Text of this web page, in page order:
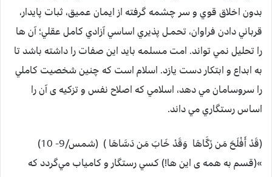
بدون اخلاق قوي و سر چشمه گرفته از ايمان عميق، ثبات پايدار،
قرباني دادن فراوان، تحمـل پذيري اساسي آزادي كامل عقلي؛ آن ها
را تحليل نمي تواند. امت مسلمه بايد اين صفات را داشته باشد تا
به ابداع و ابتكار دست يازد. اسلام است كه چنين شخصيت كاملي
را سروسامان مي دهد، اسلامي كه اصلاح نفس و تزكيه ی آن را
اساس رستگاري مي داند.
(‏قَدْ أَفْلَحَ مَن زَكَّاهَا ‏‏ وَقَدْ خَابَ مَن دَسَّاهَا ) ‏ (شمس/9- 10)
»(قسم به همه ی اين ها!) كسي رستگار و كامياب مي‌گردد كه